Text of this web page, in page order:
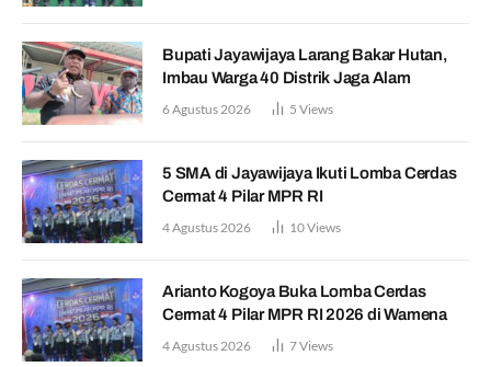
Bupati Jayawijaya Larang Bakar Hutan,
Imbau Warga 40 Distrik Jaga Alam
6 Agustus 2026 5 Views
5 SMA di Jayawijaya Ikuti Lomba Cerdas
Cermat 4 Pilar MPR RI
4 Agustus 2026 10Views
Arianto Kogoya Buka Lomba Cerdas
Cermat 4 Pilar MPR RI 2026 di Wamena
4 Agustus 2026 7Views